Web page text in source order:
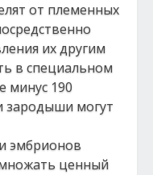
от племенных
их другим
в специальном
минус 190
зародыши могут
эмбрионов
ценный